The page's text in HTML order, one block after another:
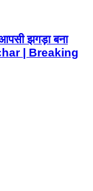
झगड़ा बना
| Breaking